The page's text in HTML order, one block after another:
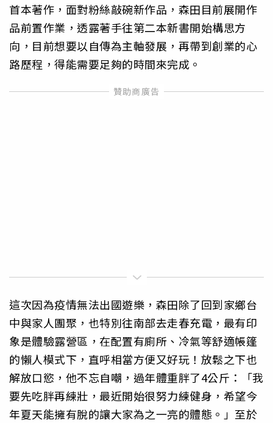
首本著作，面對粉絲敲碗新作品，森田目前展開作
品前置作業，透露著手往第二本新書開始構思方
向，目前想要以自傳為主軸發展，再帶到創業的心
路歷程，得能需要足夠的時間來完成。
這次因為疫情無法出國遊樂，森田除了回到家鄉台
中與家人團聚，也特別往南部去走春充電，最有印
象是體驗露營區，在配置有廁所、冷氣等舒適帳篷
的懶人模式下，直呼相當方便又好玩！放鬆之下也
解放口慾，他不忘自嘲，過年體重胖了4公斤：「我
要先吃胖再練壯，最近開始很努力練健身，希望今
年夏天能擁有脫的讓大家為之一亮的體態。」至於